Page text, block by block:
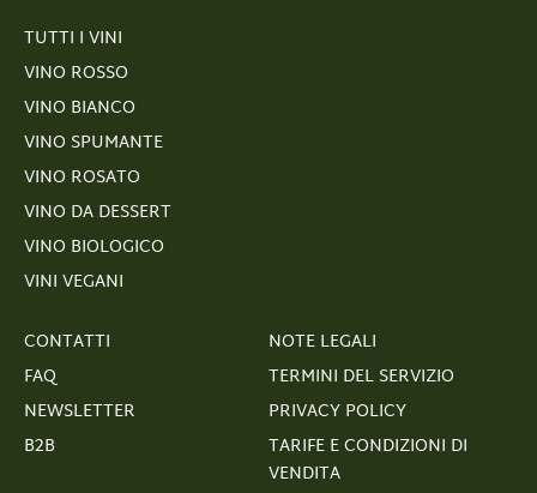
TUTTI I VINI
VINO ROSSO
VINO BIANCO
VINO SPUMANTE
VINO ROSATO
VINO DA DESSERT
VINO BIOLOGICO
VINI VEGANI
CONTATTI
FAQ
NEWSLETTER
B2B
NOTE LEGALI
TERMINI DEL SERVIZIO
PRIVACY POLICY
TARIFE E CONDIZIONI DI
VENDITA